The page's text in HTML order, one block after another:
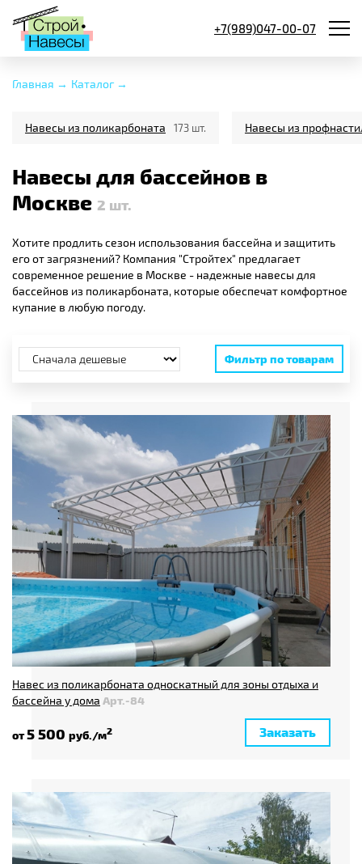
+7(989)047-00-07
Главная → Каталог →
Навесы из поликарбоната 173 шт. Навесы из
Навесы для бассейнов в
Москве 2 шт.
Хотите продлить сезон использования бассейна и защитить
его от загрязнений? Компания "Стройтех" предлагает
современное решение в Москве - надежные навесы для
бассейнов из поликарбоната, которые обеспечат комфортное
купание в любую погоду.
Фильтр по товарам
Размеры, до
Длина, м
Ширина, м Высота, м
Цена
от до руб.
Навес из поликарбоната односкатный для зоны отдыха и
бассейна у дома Арт.-84
от5 500 руб./м2 Заказать